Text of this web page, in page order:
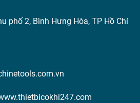
phố 2, Bình Hưng Hòa, TP Hồ Chí